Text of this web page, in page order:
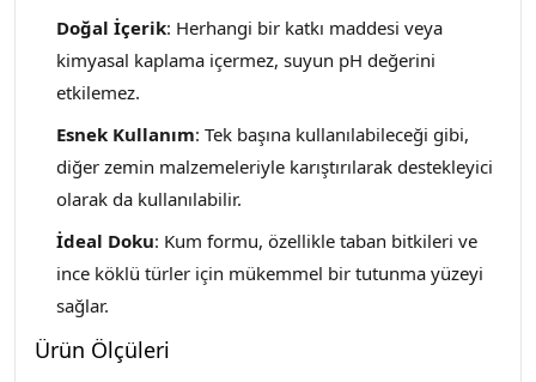
Doğal İçerik: Herhangi bir katkı maddesi veya
kimyasal kaplama içermez, suyun pH değerini
etkilemez.
Esnek Kullanım: Tek başına kullanılabileceği gibi,
diğer zemin malzemeleriyle karıştırılarak destekleyici
olarak da kullanılabilir.
İdeal Doku: Kum formu, özellikle taban bitkileri ve
ince köklü türler için mükemmel bir tutunma yüzeyi
sağlar.
Ürün Ölçüleri